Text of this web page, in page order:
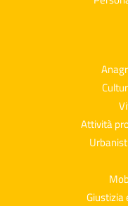
Attività
Giustizia